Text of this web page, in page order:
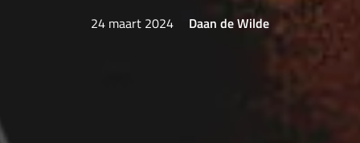
24 maart 2024 Daan de Wilde